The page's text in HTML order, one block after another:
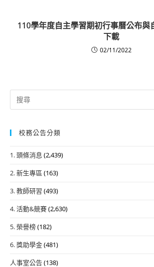
110學年度自主學習期初行事曆公布與
下載
02/11/2022
Search
for:
校務公告分類
1. 頭條消息 (2,439)
2. 新生專區 (163)
3. 教師研習 (493)
4. 活動&競賽(2,630)
5. 榮譽榜(182)
6. 獎助學金(481)
人事室公告(138)